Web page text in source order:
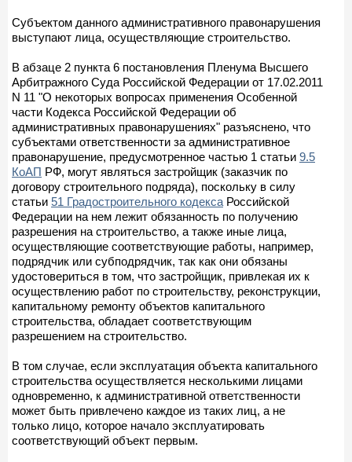
Субъектом данного административного правонарушения
выступают лица, осуществляющие строительство.
В абзаце 2 пункта 6 постановления Пленума Высшего
Арбитражного Суда Российской Федерации от 17.02.2011
N 11 "О некоторых вопросах применения Особенной
части Кодекса Российской Федерации об
административных правонарушениях" разъяснено, что
субъектами ответственности за административное
правонарушение, предусмотренное частью 1 статьи 9.5
КоАП РФ, могут являться застройщик (заказчик по
договору строительного подряда), поскольку в силу
статьи 51 Градостроительного кодекса Российской
Федерации на нем лежит обязанность по получению
разрешения на строительство, а также иные лица,
осуществляющие соответствующие работы, например,
подрядчик или субподрядчик, так как они обязаны
удостовериться в том, что застройщик, привлекая их к
осуществлению работ по строительству, реконструкции,
капитальному ремонту объектов капитального
строительства, обладает соответствующим
разрешением на строительство.
В том случае, если эксплуатация объекта капитального
строительства осуществляется несколькими лицами
одновременно, к административной ответственности
может быть привлечено каждое из таких лиц, а не
только лицо, которое начало эксплуатировать
соответствующий объект первым.